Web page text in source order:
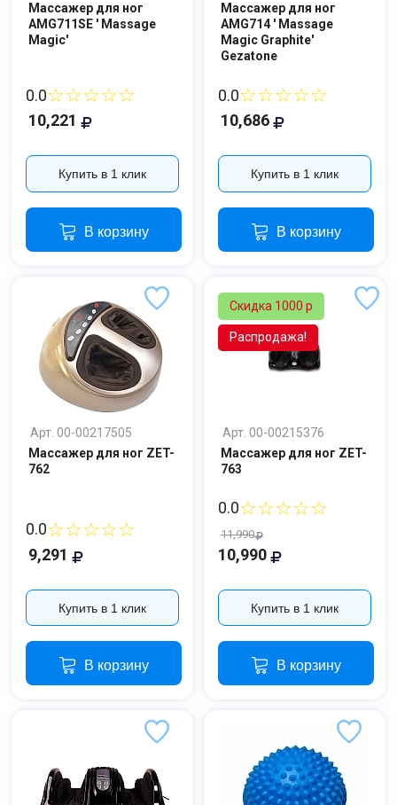
Массажер для ног
AMG711SE ' Massage
Magic'
0.0☆☆☆☆☆
10,221
Купить в 1 клик
В корзину
Массажер для ног
AMG714 ' Massage
Magic Graphite'
Gezatone
0.0☆☆☆☆☆
10,686
Купить в 1 клик
В корзину
Арт. 00-00217505
Массажер для ног ZET-
762
0.0☆☆☆☆☆
9,291
Купить в 1 клик
В корзину
Скидка 1000 р
Распродажа!
Арт. 00-00215376
Массажер для ног ZET-
763
0.0☆☆☆☆☆
11,990
10,990
Купить в 1 клик
В корзину